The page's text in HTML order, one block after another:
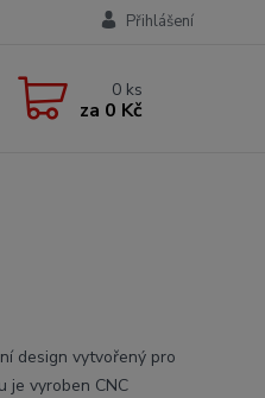
Přihlášení
0 ks
za 0 Kč
design vytvořený pro
je vyroben CNC